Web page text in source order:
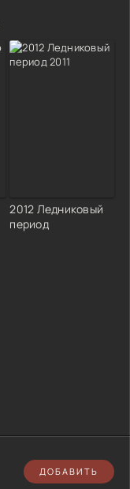
2012 Ледниковый
период
ДОБАВИТЬ